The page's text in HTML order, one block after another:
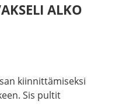
ALKO
kiinnittämiseksi
Sis pultit